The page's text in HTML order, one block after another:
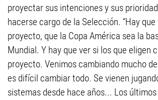
proyectar sus intenciones y sus
hacerse cargo de la Selección. “Hay
proyecto, que la Copa América sea la
Mundial. Y hay que ver si los que eligen
proyecto. Venimos cambiando mucho
es difícil cambiar todo. Se vienen
sistemas desde hace años... Los